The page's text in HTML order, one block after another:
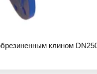
клином